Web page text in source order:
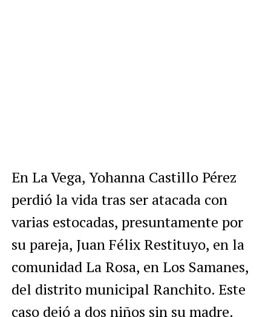
En La Vega, Yohanna Castillo Pérez
perdió la vida tras ser atacada con
varias estocadas, presuntamente por
su pareja, Juan Félix Restituyo, en la
comunidad La Rosa, en Los Samanes,
del distrito municipal Ranchito. Este
caso dejó a dos niños sin su madre.